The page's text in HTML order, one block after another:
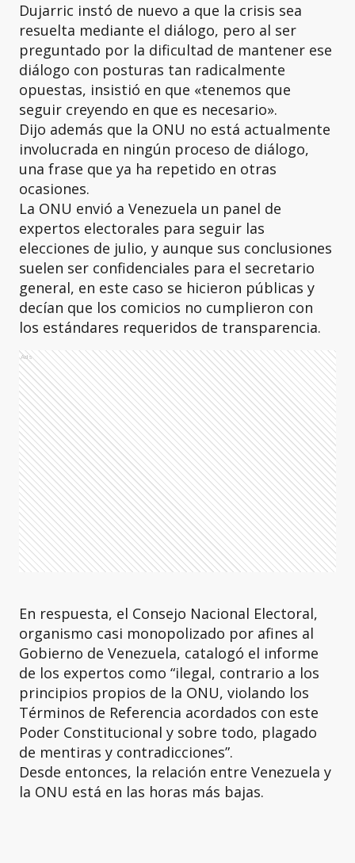
Dujarric instó de nuevo a que la crisis sea
resuelta mediante el diálogo, pero al ser
preguntado por la dificultad de mantener ese
diálogo con posturas tan radicalmente
opuestas, insistió en que «tenemos que
seguir creyendo en que es necesario».
Dijo además que la ONU no está actualmente
involucrada en ningún proceso de diálogo,
una frase que ya ha repetido en otras
ocasiones.
La ONU envió a Venezuela un panel de
expertos electorales para seguir las
elecciones de julio, y aunque sus conclusiones
suelen ser confidenciales para el secretario
general, en este caso se hicieron públicas y
decían que los comicios no cumplieron con
los estándares requeridos de transparencia.
Ads
En respuesta, el Consejo Nacional Electoral,
organismo casi monopolizado por afines al
Gobierno de Venezuela, catalogó el informe
de los expertos como “ilegal, contrario a los
principios propios de la ONU, violando los
Términos de Referencia acordados con este
Poder Constitucional y sobre todo, plagado
de mentiras y contradicciones”.
Desde entonces, la relación entre Venezuela y
la ONU está en las horas más bajas.